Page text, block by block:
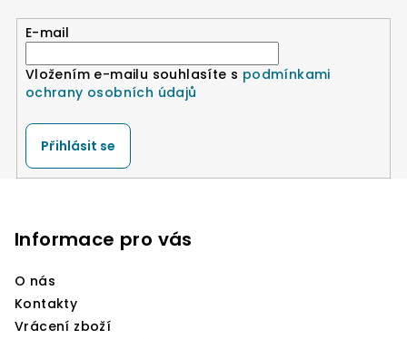
E-mail
Vložením e-mailu souhlasíte s podmínkami
ochrany osobních údajů
Přihlásit se
Informace pro vás
O nás
Kontakty
Vrácení zboží